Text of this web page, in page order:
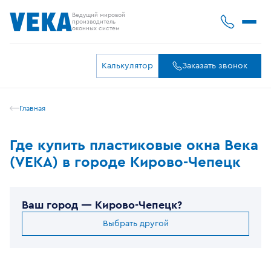
Ведущий мировой
производитель
оконных систем
Калькулятор Заказать звонок
Главная
Где купить пластиковые окна Века
(VEKA) в городе Кирово-Чепецк
Ваш город — Кирово-Чепецк?
Выбрать другой